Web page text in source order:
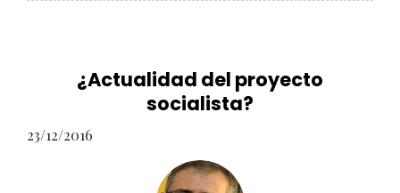
¿Actualidad del proyecto
socialista?
23/12/2016